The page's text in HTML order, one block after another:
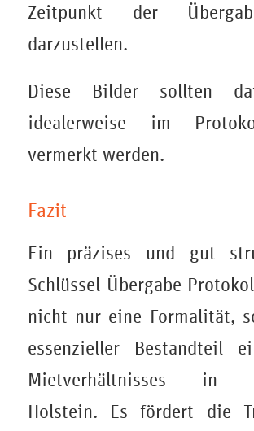
Zeitpunkt der
darzustellen.
Diese Bilder sollten
idealerweise im
vermerkt werden.
Fazit
Ein präzises und gut
Schlüssel Übergabe
nicht nur eine Formalität,
essenzieller Bestandteil
Mietverhältnisses in
Holstein. Es fördert die